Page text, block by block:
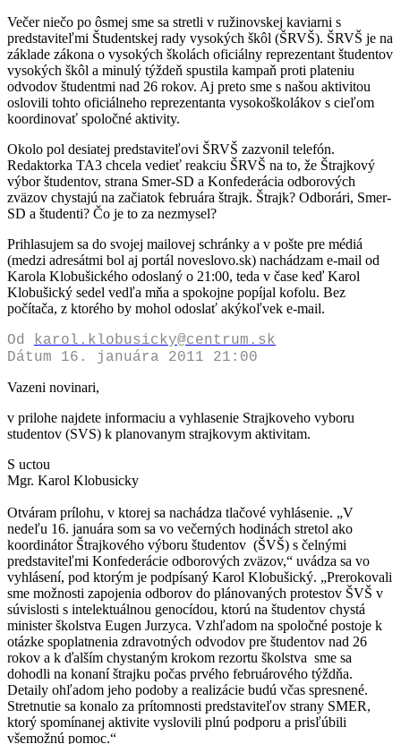
Večer niečo po ôsmej sme sa stretli v ružinovskej kaviarni s
predstaviteľmi Študentskej rady vysokých škôl (ŠRVŠ). ŠRVŠ je na
základe zákona o vysokých školách oficiálny reprezentant študentov
vysokých škôl a minulý týždeň spustila kampaň proti plateniu
odvodov študentmi nad 26 rokov. Aj preto sme s našou aktivitou
oslovili tohto oficiálneho reprezentanta vysokoškolákov s cieľom
koordinovať spoločné aktivity.
Okolo pol desiatej predstaviteľovi ŠRVŠ zazvonil telefón.
Redaktorka TA3 chcela vedieť reakciu ŠRVŠ na to, že Štrajkový
výbor študentov, strana Smer-SD a Konfederácia odborových
zväzov chystajú na začiatok februára štrajk. Štrajk? Odborári, Smer-
SD a študenti? Čo je to za nezmysel?
Prihlasujem sa do svojej mailovej schránky a v pošte pre médiá
(medzi adresátmi bol aj portál noveslovo.sk) nachádzam e-mail od
Karola Klobušického odoslaný o 21:00, teda v čase keď Karol
Klobušický sedel vedľa mňa a spokojne popíjal kofolu. Bez
počítača, z ktorého by mohol odoslať akýkoľvek e-mail.
Od
karol.klobusicky@centrum.sk
Dátum 16. januára 2011 21:00
Vazeni novinari,
v prilohe najdete informaciu a vyhlasenie Strajkoveho vyboru
studentov (SVS) k planovanym strajkovym aktivitam.
S uctou
Mgr. Karol Klobusicky
Otváram prílohu, v ktorej sa nachádza tlačové vyhlásenie. „V
nedeľu 16. januára som sa vo večerných hodinách stretol ako
koordinátor Štrajkového výboru študentov (ŠVŠ) s čelnými
predstaviteľmi Konfederácie odborových zväzov,“ uvádza sa vo
vyhlásení, pod ktorým je podpísaný Karol Klobušický. „Prerokovali
sme možnosti zapojenia odborov do plánovaných protestov ŠVŠ v
súvislosti s intelektuálnou genocídou, ktorú na študentov chystá
minister školstva Eugen Jurzyca. Vzhľadom na spoločné postoje k
otázke spoplatnenia zdravotných odvodov pre študentov nad 26
rokov a k ďalším chystaným krokom rezortu školstva sme sa
dohodli na konaní štrajku počas prvého februárového týždňa.
Detaily ohľadom jeho podoby a realizácie budú včas spresnené.
Stretnutie sa konalo za prítomnosti predstaviteľov strany SMER,
ktorý spomínanej aktivite vyslovili plnú podporu a prisľúbili
všemožnú pomoc.“